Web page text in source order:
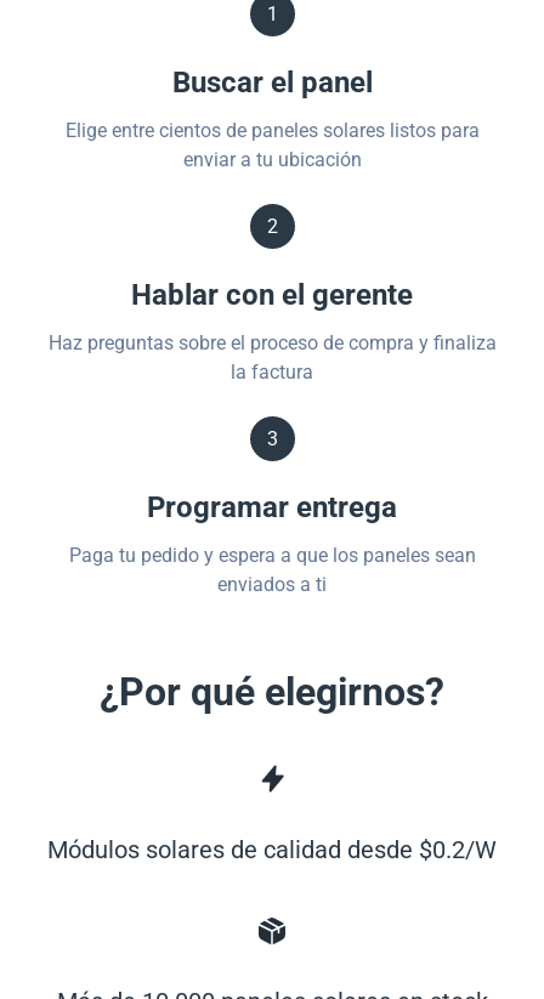
1
Buscar el panel
Elige entre cientos de paneles solares listos para
enviar a tu ubicación
2
Hablar con el gerente
Haz preguntas sobre el proceso de compra y finaliza
la factura
3
Programar entrega
Paga tu pedido y espera a que los paneles sean
enviados a ti
¿Por qué elegirnos?
Módulos solares de calidad desde $0.2/W